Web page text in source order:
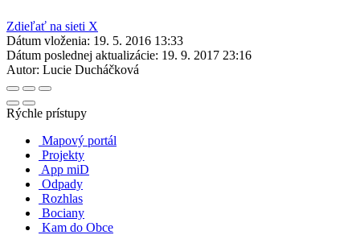
Zdieľať na sieti X
Dátum vloženia: 19. 5. 2016 13:33
Dátum poslednej aktualizácie: 19. 9. 2017 23:16
Autor: Lucie Ducháčková
Rýchle prístupy
Mapový portál
Projekty
App miD
Odpady
Rozhlas
Bociany
Kam do Obce